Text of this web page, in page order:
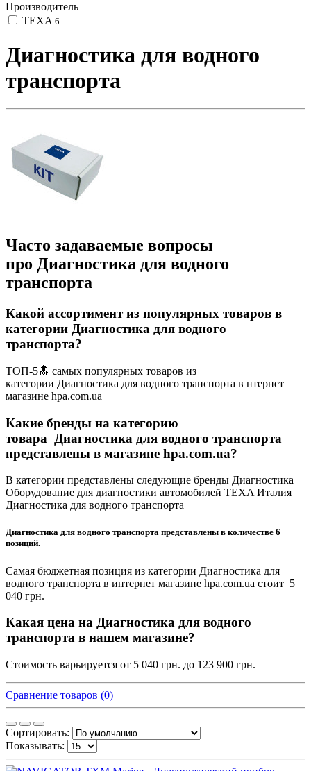
Производитель
TEXA 6
Диагностика для водного
транспорта
Часто задаваемые вопросы
про Диагностика для водного
транспорта
Какой ассортимент из популярных товаров в
категории Диагностика для водного
транспорта?
ТОП-5🔝 самых популярных товаров из
категории Диагностика для водного транспорта в нтернет
магазине hpa.com.ua
Какие бренды на категорию
товара Диагностика для водного транспорта
представлены в магазине hpa.com.ua?
В категории представлены следующие бренды Диагностика
Оборудование для диагностики автомобилей TEXA Италия
Диагностика для водного транспорта
Диагностика для водного транспорта представлены в количестве 6
позиций.
Самая бюджетная позиция из категории Диагностика для
водного транспорта в интернет магазине hpa.com.ua стоит 5
040 грн.
Какая цена на Диагностика для водного
транспорта в нашем магазине?
Стоимость варьируется от 5 040 грн. до 123 900 грн.
Сравнение товаров (0)
Сортировать:
Показывать: